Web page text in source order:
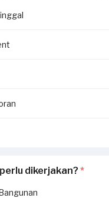
dikerjakan? *